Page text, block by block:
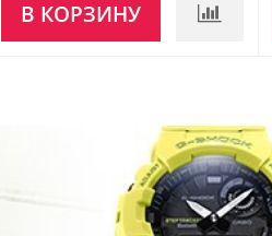
В КОРЗИНУ